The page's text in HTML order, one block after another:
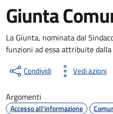
Giunta
La Giunta, nominata dal
funzioni ad essa attribuite dalla
Condividi Vedi azioni
Argomenti
Accesso all'informazione